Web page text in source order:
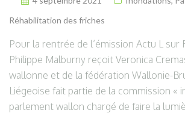
Réhabilitation des friches
Pour la rentrée de l’émission Actu L sur
Philippe Malburny reçoit Veronica
wallonne et de la fédération Wallonie-
Liégeoise fait partie de la commission «
parlement wallon chargé de faire la